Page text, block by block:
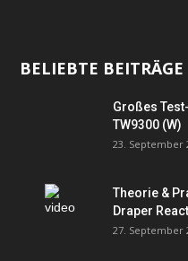
BELIEBTE BEITRÄGE
Großes
TW9300 (W)
23. September
Theorie &
Draper
27. September